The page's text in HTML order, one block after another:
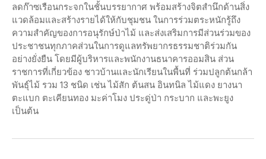
ลดก๊าซเรือนกระจกในชั้นบรรยากาศ พร้อมสร้างจิตสำนึกด้านสิ่ง
แวดล้อมและสร้างรายได้ให้กับชุมชน ในการร่วมตระหนักรู้ถึง
ความสำคัญของการอนุรักษ์ป่าไม้ และส่งเสริมการมีส่วนร่วมของ
ประชาชนทุกภาคส่วนในการดูแลทรัพยากรธรรมชาติร่วมกัน
อย่างยั่งยืน โดยมีผู้บริหารและพนักงานธนาคารออมสิน ส่วน
ราชการที่เกี่ยวข้อง ชาวบ้านและนักเรียนในพื้นที่ ร่วมปลูกต้นกล้า
พันธุ์ไม้ รวม 13 ชนิด เช่น ไม้สัก ต้นสน อินทนิล ไม้แดง ยางนา
ตะแบก ตะเคียนทอง มะค่าโมง ประดู่ป่า กระบาก และพะยูง
เป็นต้น